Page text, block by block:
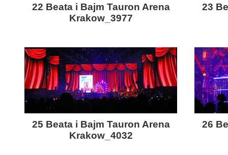
22 Beata i Bajm Tauron Arena
Krakow_3977
23
25 Beata i Bajm Tauron Arena
Krakow_4032
26